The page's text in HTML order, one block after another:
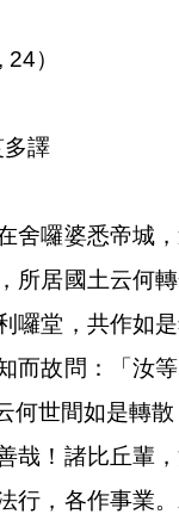
24）
譯
舍囉婆悉帝城
所居國土云何
囉堂，共作如
而故問：「汝
何世間如是轉
哉！諸比丘輩
行，各作事業